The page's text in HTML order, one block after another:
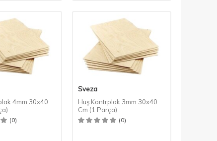
4mm 30x40
(0)
Sveza
Huş Kontrplak 3mm 30x40
Cm (1 Parça)
(0)